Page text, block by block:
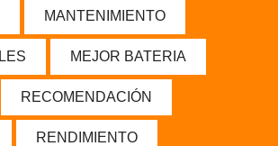
MANTENIMIENTO
MEJOR BATERIA
RECOMENDACIÓN
RENDIMIENTO